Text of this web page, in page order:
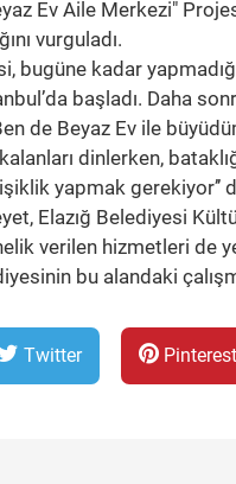
Ev Aile Merkezi"
vurguladı.
kadar
başladı. Daha
de Beyaz Ev ile
dinlerken,
yapmak gerekiyor’’
Elazığ Belediyesi
verilen hizmetleri de
bu alandaki
Twitter Pinterest